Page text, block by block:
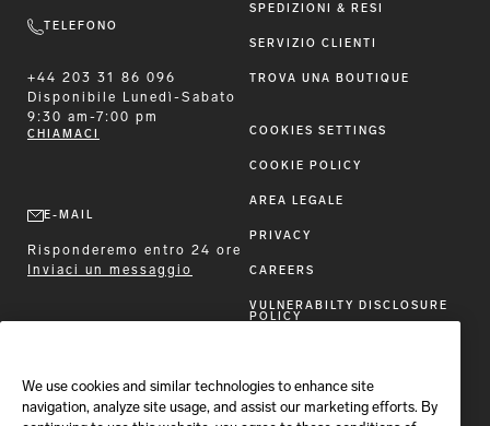
TELEFONO
+44 203 31 86 096
Disponibile
Lunedì-Sabato
9:30 am-7:00 pm
CHIAMACI
E-MAIL
Risponderemo entro 24 ore
Inviaci un messaggio
SPEDIZIONI & RESI
SERVIZIO CLIENTI
TROVA UNA BOUTIQUE
COOKIES SETTINGS
COOKIE POLICY
AREA LEGALE
PRIVACY
CAREERS
VULNERABILTY DISCLOSURE
POLICY
SEGUI BRIONI
We use cookies and similar technologies to enhance site
navigation, analyze site usage, and assist our marketing efforts. By